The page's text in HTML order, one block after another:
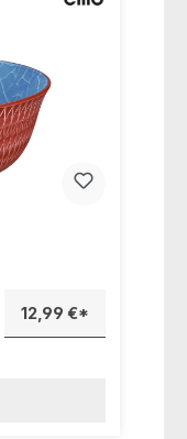
12,99 €*